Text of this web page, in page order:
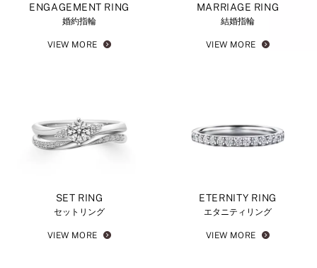
ENGAGEMENT RING
婚約指輪
VIEW MORE
MARRIAGE RING
結婚指輪
VIEW MORE
SET RING
セットリング
VIEW MORE
ETERNITY RING
エタニティリング
VIEW MORE